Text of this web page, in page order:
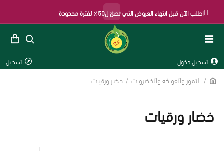
اطلب الآن قبل انتهاء العروض التي تصل ل50٪ لفترة محدودة×
تسجيل دخول تسجيل
التمور والفواكه والخضروات خضار ورقيات
خضار ورقيات